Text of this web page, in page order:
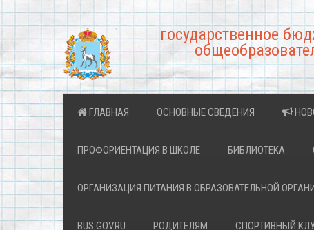
государственное
ГЛАВНАЯ ОСНОВНЫЕ СВЕДЕНИЯ
ПРОФОРИЕНТАЦИЯ В ШКОЛЕ БИБЛИОТЕКА
ОРГАНИЗАЦИЯ ПИТАНИЯ В ОБРАЗОВАТЕЛЬНОЙ
BUS.GOV.RU РОДИТЕЛЯМ СПОРТИВНЫЙ